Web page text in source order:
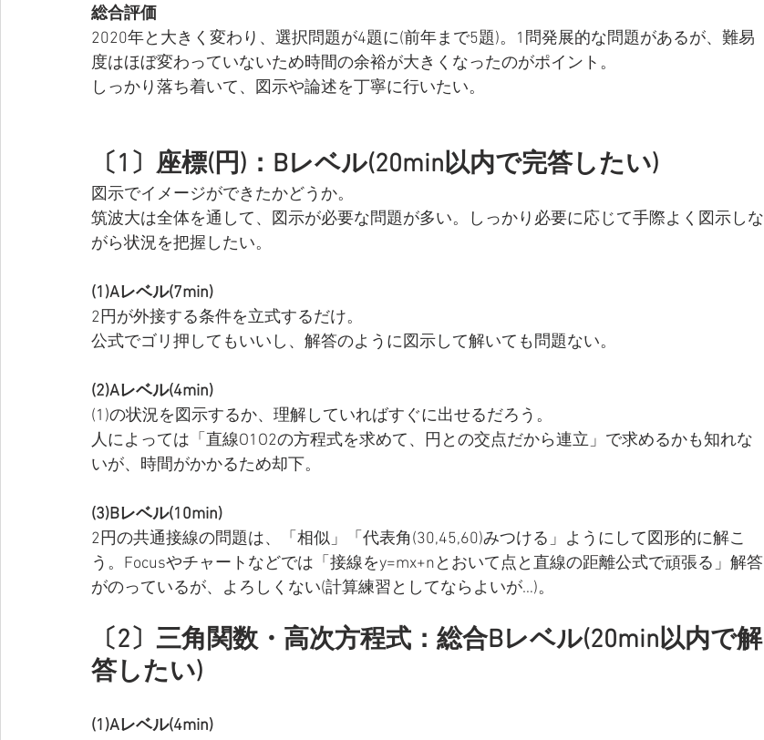
総合評価
2020年と大きく変わり、選択問題が4題に(前年まで5題)。1問発展的な問題があるが、難易
度はほぼ変わっていないため時間の余裕が大きくなったのがポイント。
しっかり落ち着いて、図示や論述を丁寧に行いたい。
〔1〕座標(円)：Bレベル(20min以内で完答したい)
図示でイメージができたかどうか。
筑波大は全体を通して、図示が必要な問題が多い。しっかり必要に応じて手際よく図示しな
がら状況を把握したい。
(1)Aレベル(7min)
2円が外接する条件を立式するだけ。
公式でゴリ押してもいいし、解答のように図示して解いても問題ない。
(2)Aレベル(4min)
(1)の状況を図示するか、理解していればすぐに出せるだろう。
人によっては「直線O1O2の方程式を求めて、円との交点だから連立」で求めるかも知れな
いが、時間がかかるため却下。
(3)Bレベル(10min)
2円の共通接線の問題は、「相似」「代表角(30,45,60)みつける」ようにして図形的に解こ
う。Focusやチャートなどでは「接線をy=mx+nとおいて点と直線の距離公式で頑張る」解答
がのっているが、よろしくない(計算練習としてならよいが…)。
〔2〕三角関数・高次方程式：総合Bレベル(20min以内で解
答したい)
(1)Aレベル(4min)